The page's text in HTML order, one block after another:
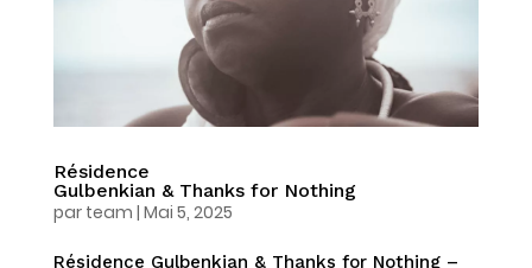
Résidence
Gulbenkian & Thanks for Nothing
par team | Mai 5, 2025
Résidence Gulbenkian & Thanks for Nothing –